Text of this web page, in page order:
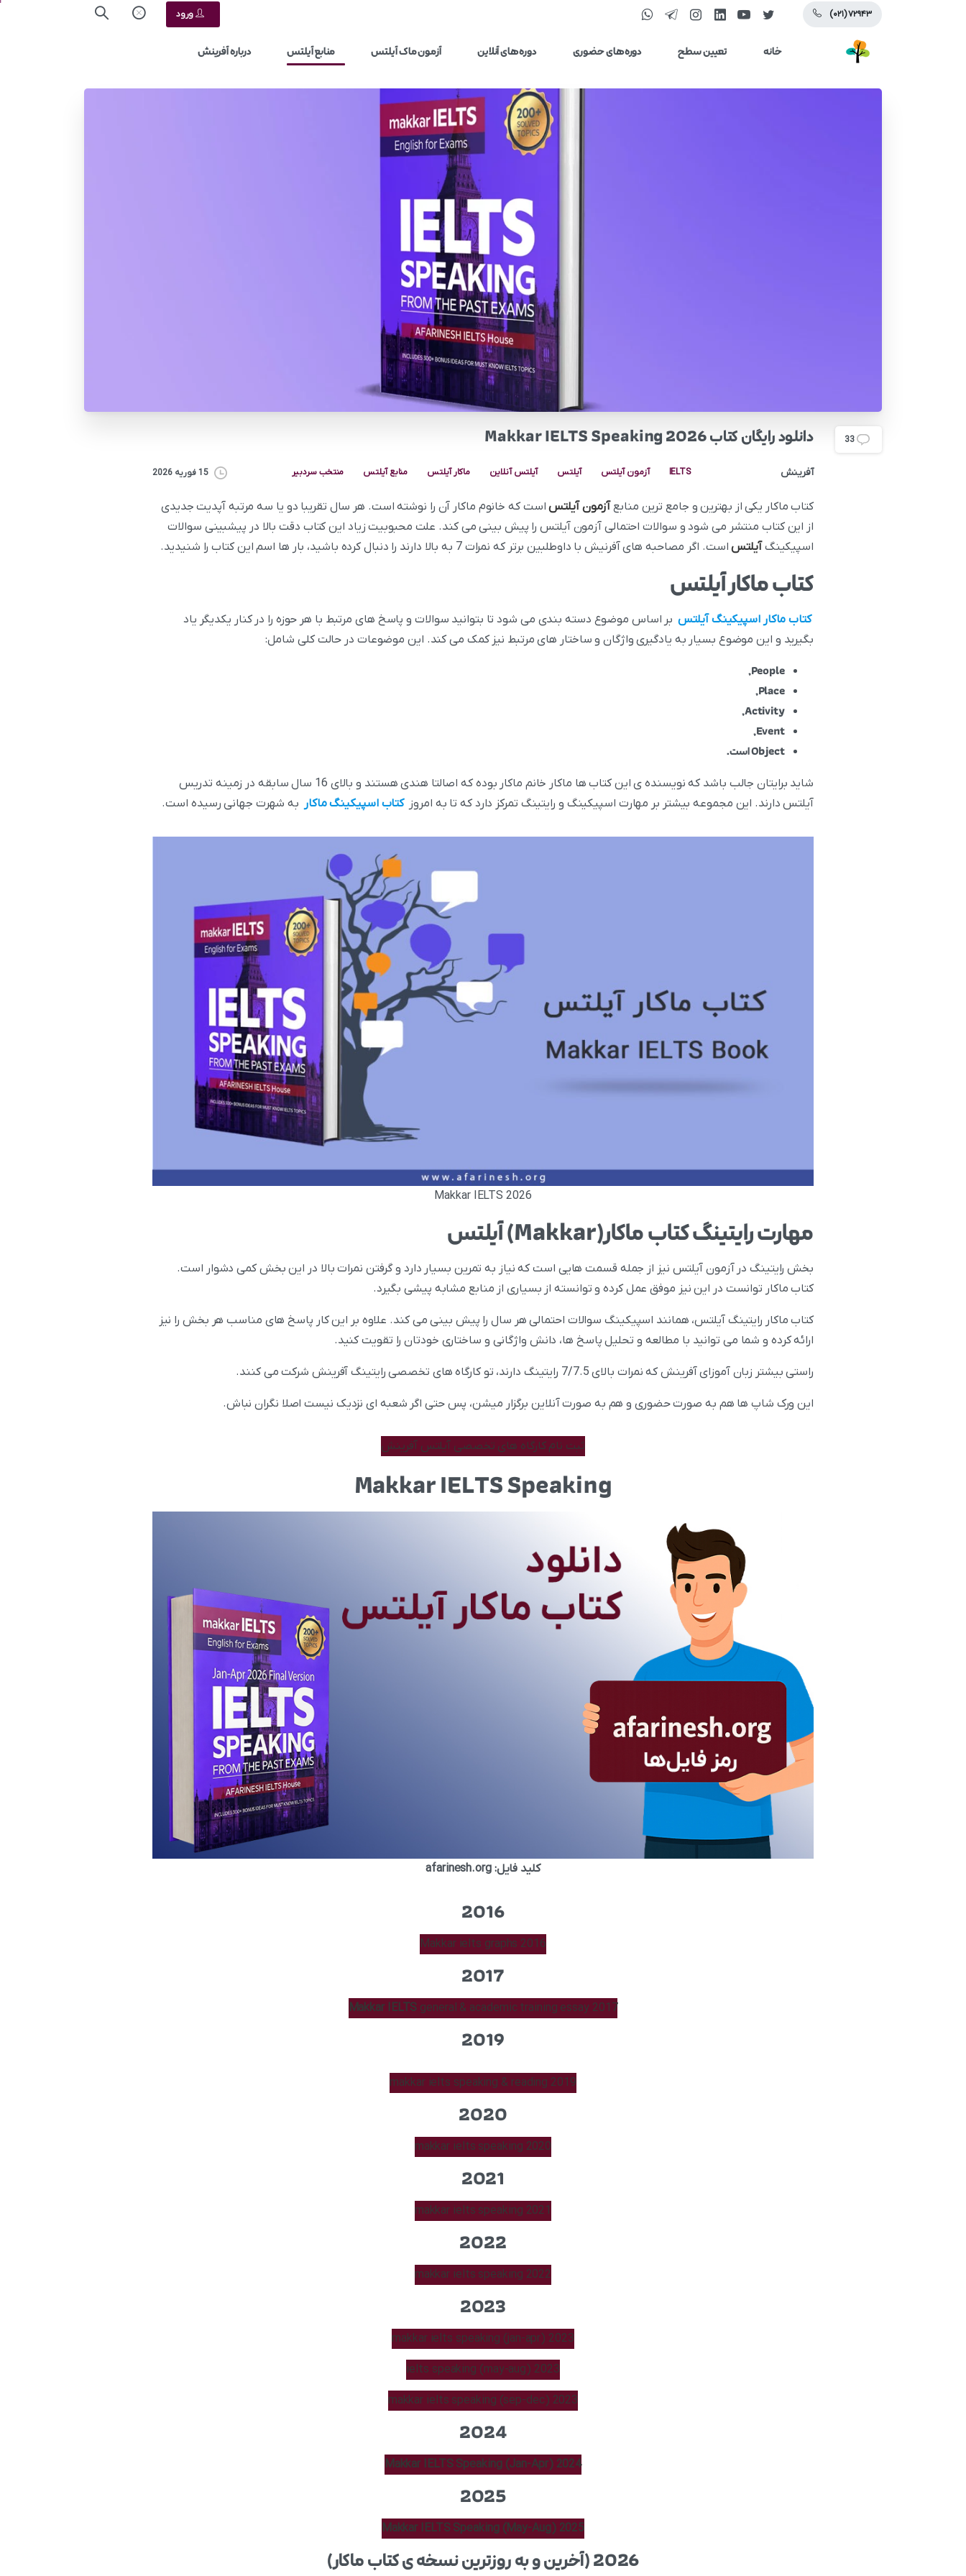
(۰۲۱) ۷۲۹۴۳ ورود
خانه تعیین سطح دوره‌های حضوری دوره‌های آنلاین آزمون ماک آیلتس منابع آیلتس درباره آفرینش
33 دانلود رایگان کتاب Makkar IELTS Speaking 2026
آفرینش IELTS آزمون آیلتس آیلتس آیلتس آنلاین ماکار آیلتس منابع آیلتس منتخب سردبیر 15 فوریه 2026
کتاب ماکار یکی از بهترین و جامع ترین منابعآزمون آیلتساست که خانوم ماکار آن را نوشته است. هر سال تقریبا دو یا سه مرتبه آپدیت جدیدی
از این کتاب منتشر می شود و سوالات احتمالی آزمون آیلتس را پیش بینی می کند. علت محبوبیت زیاد این کتاب دقت بالا در پیشبینی سوالات
اسپیکینگآیلتساست. اگر مصاحبه های آفرنیش با داوطلبین برتر که نمرات 7 به بالا دارند را دنبال کرده باشید، بار ها اسم این کتاب را شنیدید.
کتاب ماکار آیلتس
کتاب ماکار اسپیکینگ آیلتس بر اساس موضوع دسته بندی می شود تا بتوانید سوالات و پاسخ های مرتبط با هر حوزه را در کنار یکدیگر یاد
بگیرید و این موضوع بسیار به یادگیری واژگان و ساختار های مرتبط نیز کمک می کند. این موضوعات در حالت کلی شامل:
People
,
Place
,
Activity
,
Event
,
Objectاست.
شاید برایتان جالب باشد که نویسنده ی این کتاب ها ماکار خانم ماکار بوده که اصالتا هندی هستند و بالای 16 سال سابقه در زمینه تدریس
آیلتس دارند. این مجموعه بیشتر بر مهارت اسپیکینگ و رایتینگ تمرکز دارد که تا به امروز کتاب اسپیکینگ ماکار به شهرت جهانی رسیده است.
Makkar IELTS 2026
مهارت رایتینگ کتاب ماکار(Makkar) آیلتس
بخش رایتینگ در آزمون آیلتس نیز از جمله قسمت هایی است که نیاز به تمرین بسیار دارد و گرفتن نمرات بالا در این بخش کمی دشوار است.
کتاب ماکار توانست در این نیز موفق عمل کرده و توانسته از بسیاری از منابع مشابه پیشی بگیرد.
کتاب ماکار رایتینگ آیلتس، همانند اسپیکینگ سوالات احتمالی هر سال را پیش بینی می کند. علاوه بر این کار پاسخ های مناسب هر بخش را نیز
ارائه کرده و شما می توانید با مطالعه و تحلیل پاسخ ها، دانش واژگانی و ساختاری خودتان را تقویت کنید.
راستی بیشتر زبان آموزای آفرینش که نمرات بالای 7/7.5 رایتینگ دارند، تو کارگاه های تخصصی رایتینگ آفرینش شرکت می کنند.
این ورک شاپ ها هم به صورت حضوری و هم به صورت آنلاین برگزار میشن، پس حتی اگر شعبه ای نزدیک نیست اصلا نگران نباش.
ثبت نام کارگاه های تخصصی آیلتس آفرینش
Makkar IELTS Speaking
کلید فایل: afarinesh.org
2016
Makkar ielts graphs 2016
2017
Makkar IELTS general & academic training essay 2017
2019
makkar ielts speaking & reading 2019
2020
makkar ielts speaking 2020
2021
makkar ielts speaking 2021
2022
makkar ielts speaking 2022
2023
makkar ielts speaking (jan-apr) 2023
ielts speaking (may-aug) 2023
makkar ielts speaking (sep-dec) 2023
2024
Makkar IELTS Speaking (Jan-Apr) 2024
2025
Makkar IELTS Speaking (May-Aug) 2025
2026(آخرین و به روزترین نسخه ی کتاب ماکار)